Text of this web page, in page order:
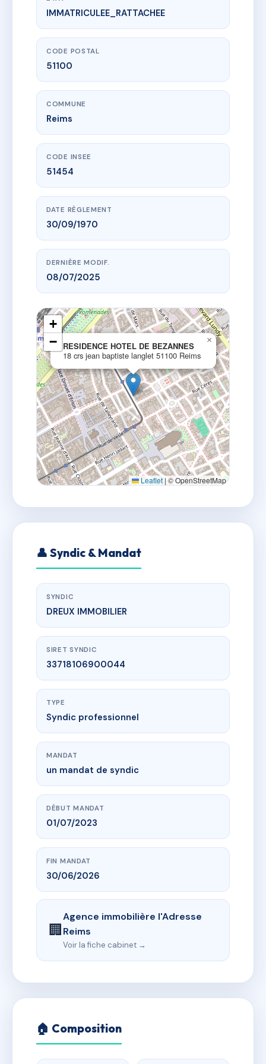
www.vme.plus/AB1885656
RESIDENCE HOTEL DE BEZANNES
18 crs jean baptiste langlet
IMMATRICULEE_RATTACHEE
CODE POSTAL
51100
COMMUNE
Reims
CODE INSEE
51454
DATE RÈGLEMENT
30/09/1970
DERNIÈRE MODIF.
08/07/2025
RESIDENCE HOTEL DE BEZANNES
18 crs jean baptiste langlet 51100 Reims
×
+
−
Leaflet | © OpenStreetMap
👤 Syndic & Mandat
SYNDIC
DREUX IMMOBILIER
SIRET SYNDIC
33718106900044
TYPE
Syndic professionnel
MANDAT
un mandat de syndic
DÉBUT MANDAT
01/07/2023
FIN MANDAT
30/06/2026
🏢
Agence immobilière l'Adresse
Reims
Voir la fiche cabinet →
🏠 Composition